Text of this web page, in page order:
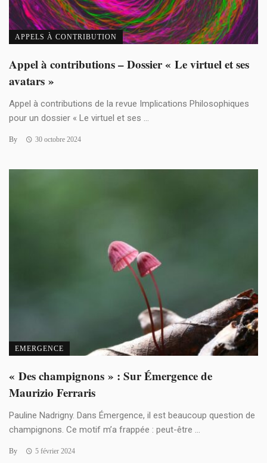
APPELS À CONTRIBUTION
Appel à contributions – Dossier « Le virtuel et ses
avatars »
Appel à contributions de la revue Implications Philosophiques
pour un dossier « Le virtuel et ses ...
By 30 octobre 2024
EMERGENCE
« Des champignons » : Sur Émergence de
Maurizio Ferraris
Pauline Nadrigny. Dans Émergence, il est beaucoup question de
champignons. Ce motif m’a frappée : peut-être ...
By 5 février 2024